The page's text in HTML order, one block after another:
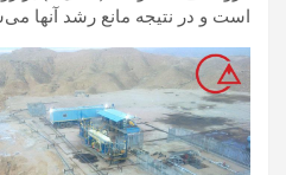
است و در نتیجه مانع رشد آنها